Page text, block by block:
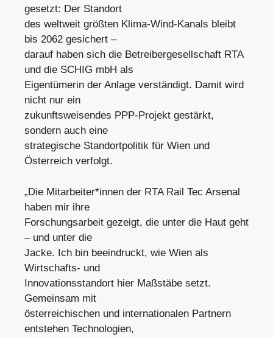
gesetzt: Der Standort
des weltweit größten Klima-Wind-Kanals bleibt
bis 2062 gesichert –
darauf haben sich die Betreibergesellschaft RTA
und die SCHIG mbH als
Eigentümerin der Anlage verständigt. Damit wird
nicht nur ein
zukunftsweisendes PPP-Projekt gestärkt,
sondern auch eine
strategische Standortpolitik für Wien und
Österreich verfolgt.
„Die Mitarbeiter*innen der RTA Rail Tec Arsenal
haben mir ihre
Forschungsarbeit gezeigt, die unter die Haut geht
– und unter die
Jacke. Ich bin beeindruckt, wie Wien als
Wirtschafts- und
Innovationsstandort hier Maßstäbe setzt.
Gemeinsam mit
österreichischen und internationalen Partnern
entstehen Technologien,